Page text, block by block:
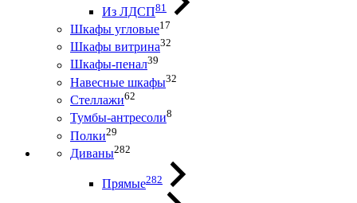
Из ЛДСП81
Шкафы угловые17
Шкафы витрина32
Шкафы-пенал39
Навесные шкафы32
Стеллажи62
Тумбы-антресоли8
Полки29
Диваны282
Прямые282